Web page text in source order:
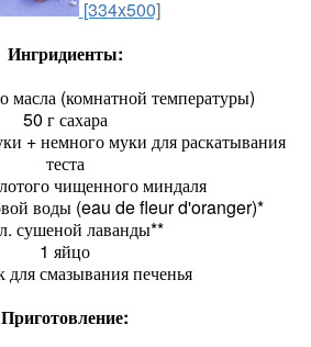
[334x500]
Ингридиенты:
масла (комнатной температуры)
50 г сахара
+ немного муки для раскатывания
теста
чищенного миндаля
воды (eau de fleur d'oranger)*
сушеной лаванды**
1 яйцо
для смазывания печенья
Приготовление: